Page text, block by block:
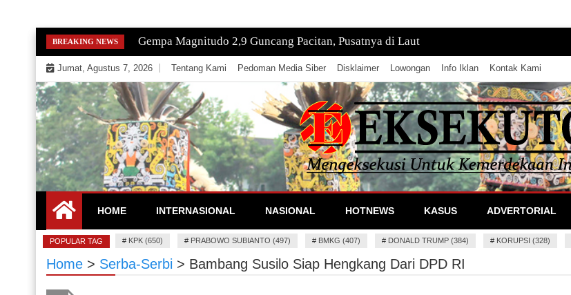
Skip
to
content
BREAKING NEWS Gempa Magnitudo 2,9 Guncang Pacitan, Pusatnya di Laut
Jumat, Agustus 7, 2026 Tentang Kami Pedoman Media Siber Disklaimer Lowongan Info Iklan Kontak Kami
EKSEKUTOR
Mengeksekusi Berita Untuk Kemerdekaan dan Keadilan Informasi
HOME INTERNASIONAL NASIONAL HOTNEWS KASUS ADVERTORIAL
POPULAR TAG # KPK (650) # PRABOWO SUBIANTO (497) # BMKG (407) # DONALD TRUMP (384) # KORUPSI (328)
Home > Serba-Serbi > Bambang Susilo Siap Hengkang Dari DPD RI